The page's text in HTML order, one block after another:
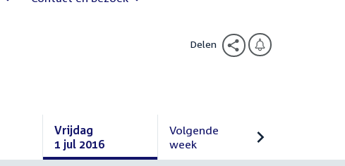
Delen
Vrijdag
1 jul 2016
Vrijdag
Volgende
week
Volgende